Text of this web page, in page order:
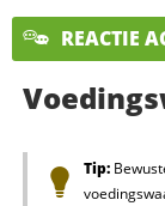
REACTIE
Tip: